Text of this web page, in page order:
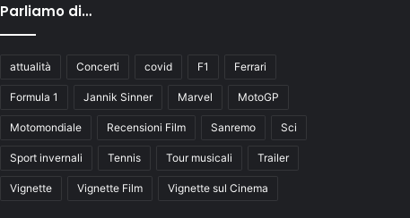
Parliamo di…
attualità Concerti covid F1 Ferrari
Formula 1 Jannik Sinner Marvel MotoGP
Motomondiale Recensioni Film Sanremo Sci
Sport invernali Tennis Tour musicali Trailer
Vignette Vignette Film Vignette sul Cinema